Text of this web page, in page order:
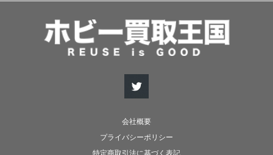
会社概要
プライバシーポリシー